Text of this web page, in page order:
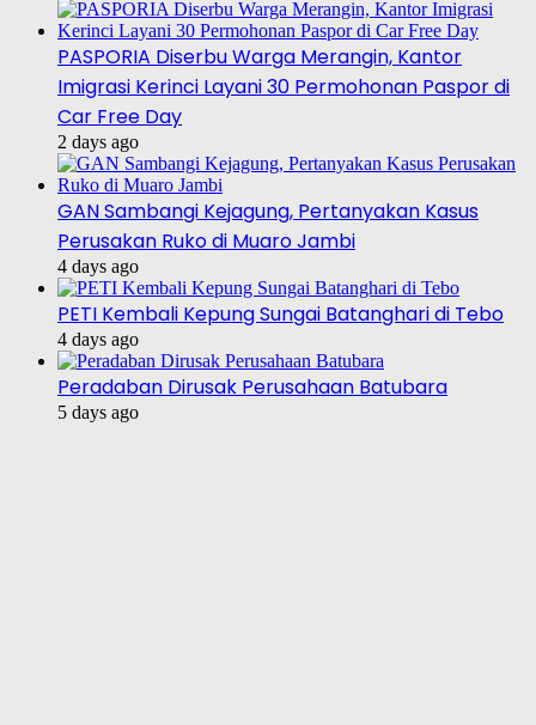
PASPORIA Diserbu Warga Merangin, Kantor
Imigrasi Kerinci Layani 30 Permohonan Paspor di
Car Free Day
2 days ago
GAN Sambangi Kejagung, Pertanyakan Kasus
Perusakan Ruko di Muaro Jambi
4 days ago
PETI Kembali Kepung Sungai Batanghari di Tebo
4 days ago
Peradaban Dirusak Perusahaan Batubara
5 days ago